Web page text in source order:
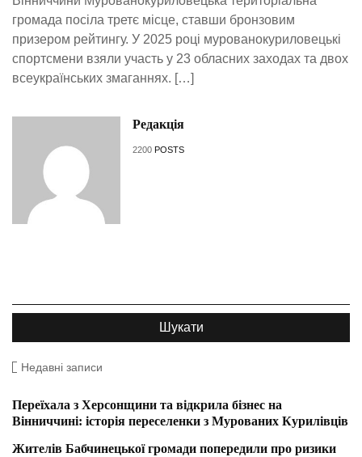
громада посіла третє місце, ставши бронзовим
призером рейтингу. У 2025 році мурованокуриловецькі
спортсмени взяли участь у 23 обласних заходах та двох
всеукраїнських змаганнях. […]
Редакція
2200 POSTS
Недавні записи
Переїхала з Херсонщини та відкрила бізнес на
Вінниччині: історія переселенки з Мурованих Курилівців
Жителів Бабчинецької громади попередили про ризики